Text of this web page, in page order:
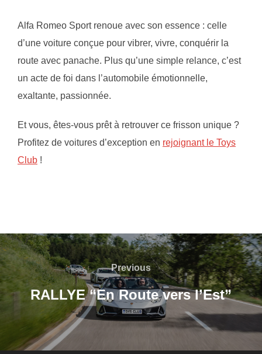
Alfa Romeo Sport renoue avec son essence : celle
d’une voiture conçue pour vibrer, vivre, conquérir la
route avec panache. Plus qu’une simple relance, c’est
un acte de foi dans l’automobile émotionnelle,
exaltante, passionnée.
Et vous, êtes-vous prêt à retrouver ce frisson unique ?
Profitez de voitures d’exception en rejoignant le Toys
Club !
Navigation
de
l’article
Previous
Previous
RALLYE “En Route vers l’Est”